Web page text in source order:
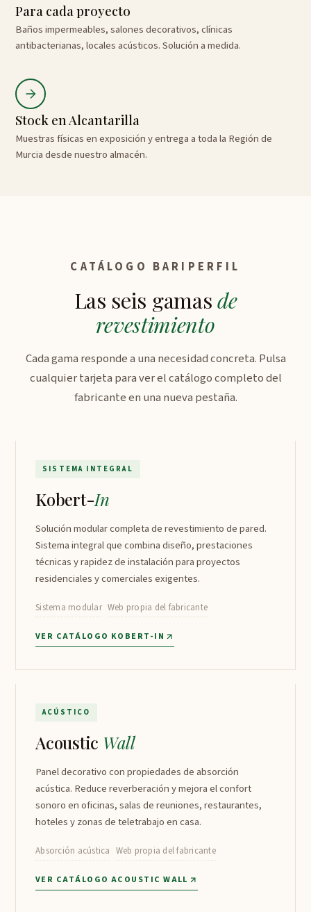
Para cada proyecto
Baños impermeables, salones decorativos, clínicas
antibacterianas, locales acústicos. Solución a medida.
Stock en Alcantarilla
Muestras físicas en exposición y entrega a toda la Región de
Murcia desde nuestro almacén.
CATÁLOGO BARIPERFIL
Las seis gamasde
revestimiento
Cada gama responde a una necesidad concreta. Pulsa
cualquier tarjeta para ver el catálogo completo del
fabricante en una nueva pestaña.
SISTEMA INTEGRAL
Kobert-In
Solución modular completa de revestimiento de pared.
Sistema integral que combina diseño, prestaciones
técnicas y rapidez de instalación para proyectos
residenciales y comerciales exigentes.
Sistema modular Web propia del fabricante
VER CATÁLOGO KOBERT-IN
ACÚSTICO
Acoustic Wall
Panel decorativo con propiedades de absorción
acústica. Reduce reverberación y mejora el confort
sonoro en oficinas, salas de reuniones, restaurantes,
hoteles y zonas de teletrabajo en casa.
Absorción acústica Web propia del fabricante
VER CATÁLOGO ACOUSTIC WALL